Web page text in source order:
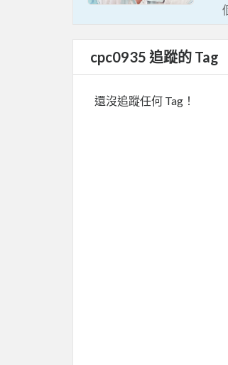
cpc0935 追蹤的 Tag
還沒追蹤任何 Tag！